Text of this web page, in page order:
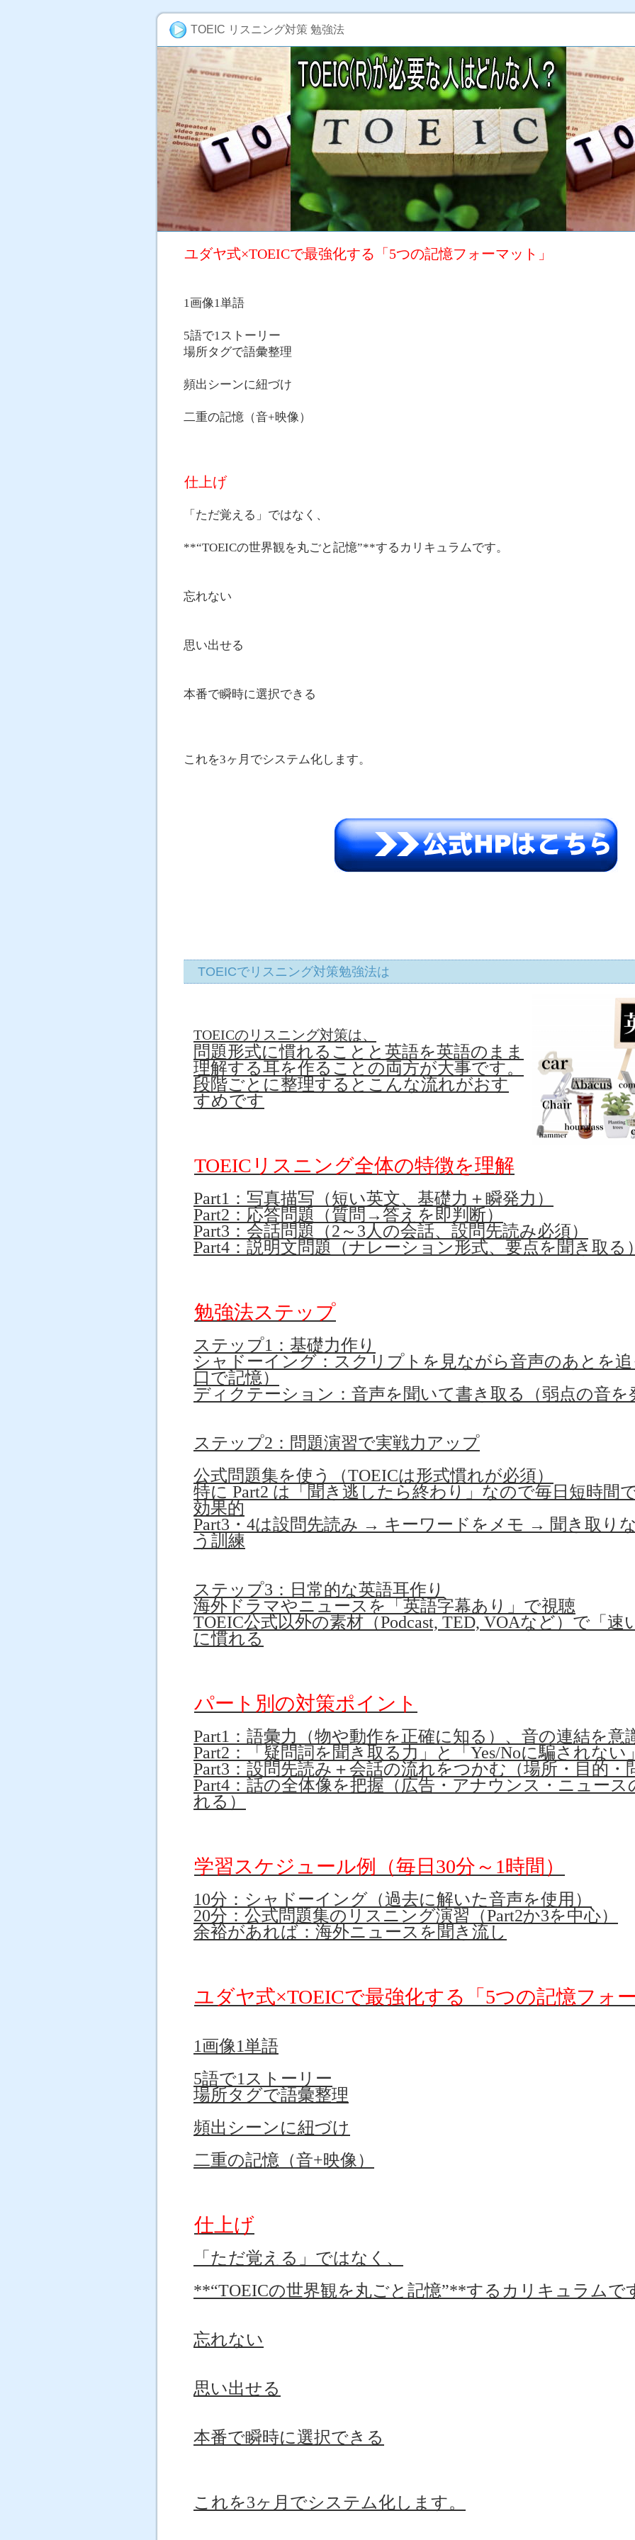
TOEIC リスニング対策 勉強法
ユダヤ式×TOEICで最強化する「5つの記憶フォーマット」
1画像1単語
5語で1ストーリー
場所タグで語彙整理
頻出シーンに紐づけ
二重の記憶（音+映像）
仕上げ
「ただ覚える」ではなく、
**“TOEICの世界観を丸ごと記憶”**するカリキュラムです。
忘れない
思い出せる
本番で瞬時に選択できる
これを3ヶ月でシステム化します。
TOEICでリスニング対策勉強法は
TOEICのリスニング対策は、
問題形式に慣れることと英語を英語のまま
理解する耳を作ることの両方が大事です。
段階ごとに整理するとこんな流れがおす
すめです
TOEICリスニング全体の特徴を理解
Part1：写真描写（短い英文、基礎力＋瞬発力）
Part2：応答問題（質問→答えを即判断）
Part3：会話問題（2～3人の会話、設問先読み必須）
Part4：説明文問題（ナレーション形式、要点を聞き取る
勉強法ステップ
ステップ1：基礎力作り
シャドーイング：スクリプトを見ながら音声のあとを
口で記憶）
ディクテーション：音声を聞いて書き取る（弱点の音を
ステップ2：問題演習で実戦力アップ
公式問題集を使う（TOEICは形式慣れが必須）
特に Part2 は「聞き逃したら終わり」なので毎日短時間
効果的
Part3・4は設問先読み → キーワードをメモ → 聞き取り
う訓練
ステップ3：日常的な英語耳作り
海外ドラマやニュースを「英語字幕あり」で視聴
TOEIC公式以外の素材（Podcast, TED, VOAなど）で「速
に慣れる
パート別の対策ポイント
Part1：語彙力（物や動作を正確に知る）、音の連結を意
Part2：「疑問詞を聞き取る力」と「Yes/Noに騙されない
Part3：設問先読み＋会話の流れをつかむ（場所・目的・
Part4：話の全体像を把握（広告・アナウンス・ニュース
れる）
学習スケジュール例（毎日30分～1時間）
10分：シャドーイング（過去に解いた音声を使用）
20分：公式問題集のリスニング演習（Part2か3を中心）
余裕があれば：海外ニュースを聞き流し
ユダヤ式×TOEICで最強化する「5つの記憶フォ
1画像1単語
5語で1ストーリー
場所タグで語彙整理
頻出シーンに紐づけ
二重の記憶（音+映像）
仕上げ
「ただ覚える」ではなく、
**“TOEICの世界観を丸ごと記憶”**するカリキュラムで
忘れない
思い出せる
本番で瞬時に選択できる
これを3ヶ月でシステム化します。